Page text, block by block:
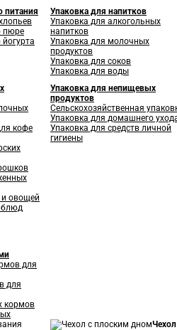
питания
пюре
Упаковка для напитков
Упаковка для алкогольных
напитков
Упаковка для молочных
продуктов
Упаковка для соков
Упаковка для воды
кофе
и овощей
блюд
Упаковка для непищевых
продуктов
Сельскохозяйственная
Упаковка для домашнего
Упаковка для средств личной
гигиены
для
для
кормов